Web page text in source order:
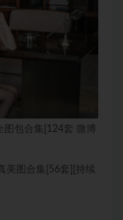
图包合集[124套 微博
美图合集[56套][持续